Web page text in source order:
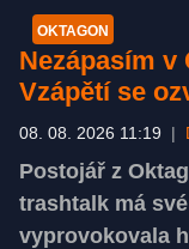
OKTAGON
Nezápasím v
Vzápětí se
08. 08. 2026 11:19
Postojář z
trashtalk má
vyprovokovala